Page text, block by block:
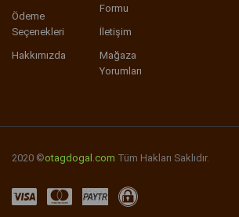
Ödeme
Seçenekleri
Hakkımızda
Formu
İletişim
Mağaza
Yorumları
2020 ©otagdogal.com Tüm Hakları Saklıdır.